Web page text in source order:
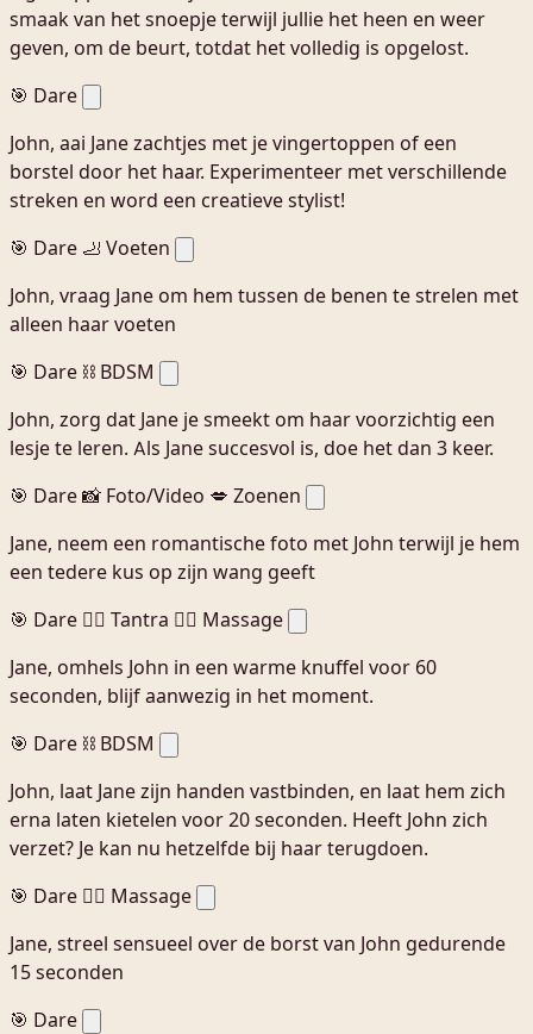
smaak van het snoepje terwijl jullie het heen en weer
geven, om de beurt, totdat het volledig is opgelost.
🎯 Dare
John, aai Jane zachtjes met je vingertoppen of een
borstel door het haar. Experimenteer met verschillende
streken en word een creatieve stylist!
🎯 Dare 🦶 Voeten
John, vraag Jane om hem tussen de benen te strelen met
alleen haar voeten
🎯 Dare ⛓️ BDSM
John, zorg dat Jane je smeekt om haar voorzichtig een
lesje te leren. Als Jane succesvol is, doe het dan 3 keer.
🎯 Dare📸 Foto/Video 💋 Zoenen
Jane, neem een romantische foto met John terwijl je hem
een tedere kus op zijn wang geeft
🎯 Dare 🧘‍♀️ Tantra 💆‍♀️ Massage
Jane, omhels John in een warme knuffel voor 60
seconden, blijf aanwezig in het moment.
🎯 Dare ⛓️ BDSM
John, laat Jane zijn handen vastbinden, en laat hem zich
erna laten kietelen voor 20 seconden. Heeft John zich
verzet? Je kan nu hetzelfde bij haar terugdoen.
🎯 Dare 💆‍♀️ Massage
Jane, streel sensueel over de borst van John gedurende
15 seconden
🎯 Dare